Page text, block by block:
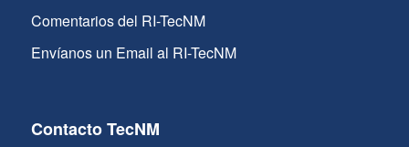
Comentarios del RI-TecNM
Envíanos un Email al RI-TecNM
Contacto TecNM